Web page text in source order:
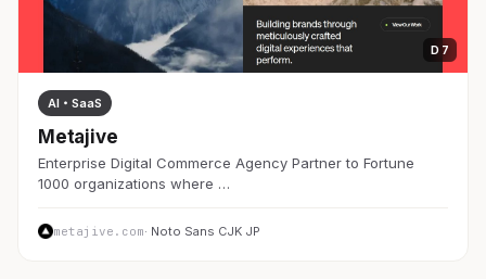
D 7
AI・SaaS
Metajive
Enterprise Digital Commerce Agency Partner to Fortune
1000 organizations where …
metajive.com· Noto Sans CJK JP